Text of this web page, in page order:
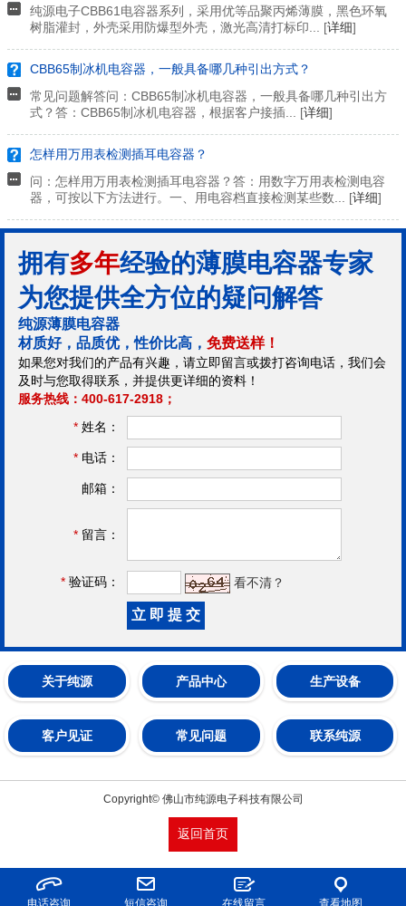
纯源电子CBB61电容器系列，采用优等品聚丙烯薄膜，黑色环氧
树脂灌封，外壳采用防爆型外壳，激光高清打标印... [详细]
CBB65制冰机电容器，一般具备哪几种引出方式？
常见问题解答问：CBB65制冰机电容器，一般具备哪几种引出方
式？答：CBB65制冰机电容器，根据客户接插... [详细]
怎样用万用表检测插耳电容器？
问：怎样用万用表检测插耳电容器？答：用数字万用表检测电容
器，可按以下方法进行。一、用电容档直接检测某些数... [详细]
拥有多年经验的薄膜电容器专家
为您提供全方位的疑问解答
纯源薄膜电容器
材质好，品质优，性价比高， 免费送样！
如果您对我们的产品有兴趣，请立即留言或拨打咨询电话，我们会
及时与您取得联系，并提供更详细的资料！
服务热线：400-617-2918；
* 姓名：
* 电话：
邮箱：
* 留言：
* 验证码： 看不清？
关于纯源 产品中心 生产设备
客户见证 常见问题 联系纯源
Copyright© 佛山市纯源电子科技有限公司
返回首页
电话咨询 短信咨询 在线留言 查看地图